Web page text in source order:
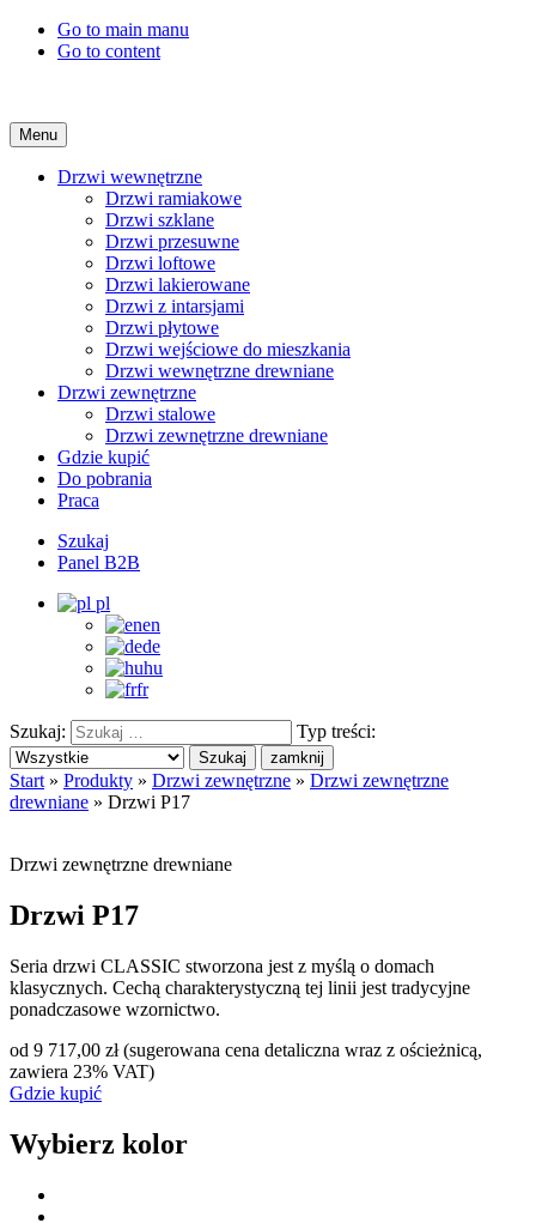
Go to main manu
Go to content
Menu
Drzwi wewnętrzne
Drzwi ramiakowe
Drzwi szklane
Drzwi przesuwne
Drzwi loftowe
Drzwi lakierowane
Drzwi z intarsjami
Drzwi płytowe
Drzwi wejściowe do mieszkania
Drzwi wewnętrzne drewniane
Drzwi zewnętrzne
Drzwi stalowe
Drzwi zewnętrzne drewniane
Gdzie kupić
Do pobrania
Praca
Szukaj
Panel B2B
pl
en
de
hu
fr
Szukaj: Typ treści:
Szukaj zamknij
Start » Produkty » Drzwi zewnętrzne » Drzwi zewnętrzne
drewniane » Drzwi P17
Drzwi zewnętrzne drewniane
Drzwi P17
Seria drzwi CLASSIC stworzona jest z myślą o domach
klasycznych. Cechą charakterystyczną tej linii jest tradycyjne
ponadczasowe wzornictwo.
od 9 717,00 zł (sugerowana cena detaliczna wraz z ościeżnicą,
zawiera 23% VAT)
Gdzie kupić
Wybierz kolor